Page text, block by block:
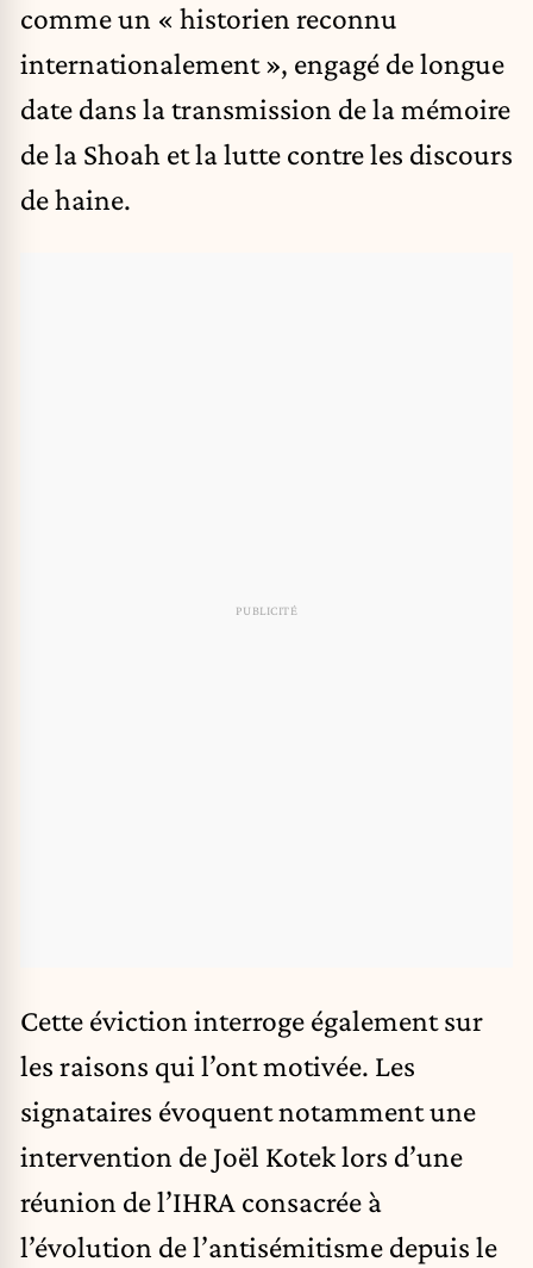
comme un « historien reconnu
internationalement », engagé de longue
date dans la transmission de la mémoire
de la Shoah et la lutte contre les discours
de haine.
Cette éviction interroge également sur
les raisons qui l’ont motivée. Les
signataires évoquent notamment une
intervention de Joël Kotek lors d’une
réunion de l’IHRA consacrée à
l’évolution de l’antisémitisme depuis le